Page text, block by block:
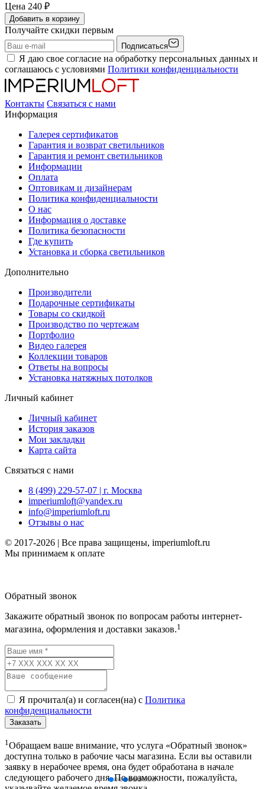
Цена 240 ₽
Добавить в корзину
Получайте скидки первым
Подписаться
Я даю свое согласие на обработку персональных данных и
соглашаюсь с условиями Политики конфиденциальности
Контакты Связаться с нами
Информация
Галерея сертификатов
Гарантия и возврат светильников
Гарантия и ремонт светильников
Информации
Оплата
Оптовикам и дизайнерам
Политика конфиденциальности
О нас
Информация о доставке
Политика безопасности
Где купить
Установка и сборка светильников
Дополнительно
Производители
Подарочные сертификаты
Товары со скидкой
Производство по чертежам
Портфолио
Видео галерея
Коллекции товаров
Ответы на вопросы
Установка натяжных потолков
Личный кабинет
Личный кабинет
История заказов
Мои закладки
Карта сайта
Связаться с нами
8 (499) 229-57-07 | г. Москва
imperiumloft@yandex.ru
info@imperiumloft.ru
Отзывы о нас
© 2017-2026 | Все права защищены, imperiumloft.ru
Мы принимаем к оплате
Обратный звонок
Закажите обратный звонок по вопросам работы интернет-
магазина, оформления и доставки заказов.1
Я прочитал(а) и согласен(на) с Политика
конфиденциальности
Заказать
1 Обращаем ваше внимание, что услуга «Обратный звонок»
доступна только в рабочие часы магазина. Если вы оставили
заявку в нерабочее время, она будет обработана в начале
следующего рабочего дня. По возможности, пожалуйста,